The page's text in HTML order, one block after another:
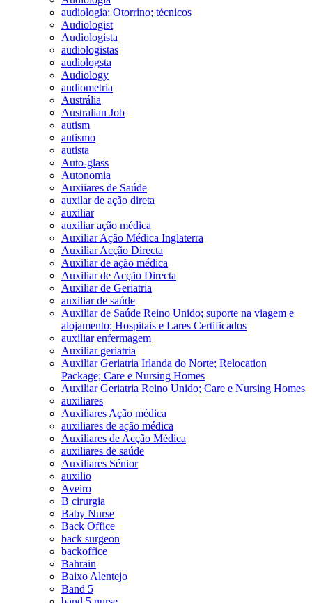
audiologia; Otorrino; técnicos
Audiologist
Audiologista
audiologistas
audiologsta
Audiology
audiometria
Austrália
Australian Job
autism
autismo
autista
Auto-glass
Autonomia
Auxiiares de Saúde
auxilar de ação direta
auxiliar
auxiliar ação médica
Auxiliar Ação Médica Inglaterra
Auxiliar Acção Directa
Auxiliar de ação médica
Auxiliar de Acção Directa
Auxiliar de Geriatria
auxiliar de saúde
Auxiliar de Saúde Reino Unido; suporte na viagem e
alojamento; Hospitais e Lares Certificados
auxiliar enfermagem
Auxiliar geriatria
Auxiliar Geriatria Irlanda do Norte; Relocation
Package; Care e Nursing Homes
Auxiliar Geriatria Reino Unido; Care e Nursing Homes
auxiliares
Auxiliares Ação médica
auxiliares de ação médica
Auxiliares de Acção Médica
auxiliares de saúde
Auxiliares Sénior
auxilio
Aveiro
B cirurgia
Baby Nurse
Back Office
back surgeon
backoffice
Bahrain
Baixo Alentejo
Band 5